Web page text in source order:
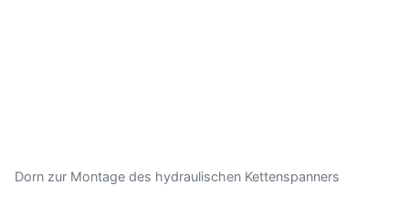
Dorn zur Montage des hydraulischen Kettenspanners